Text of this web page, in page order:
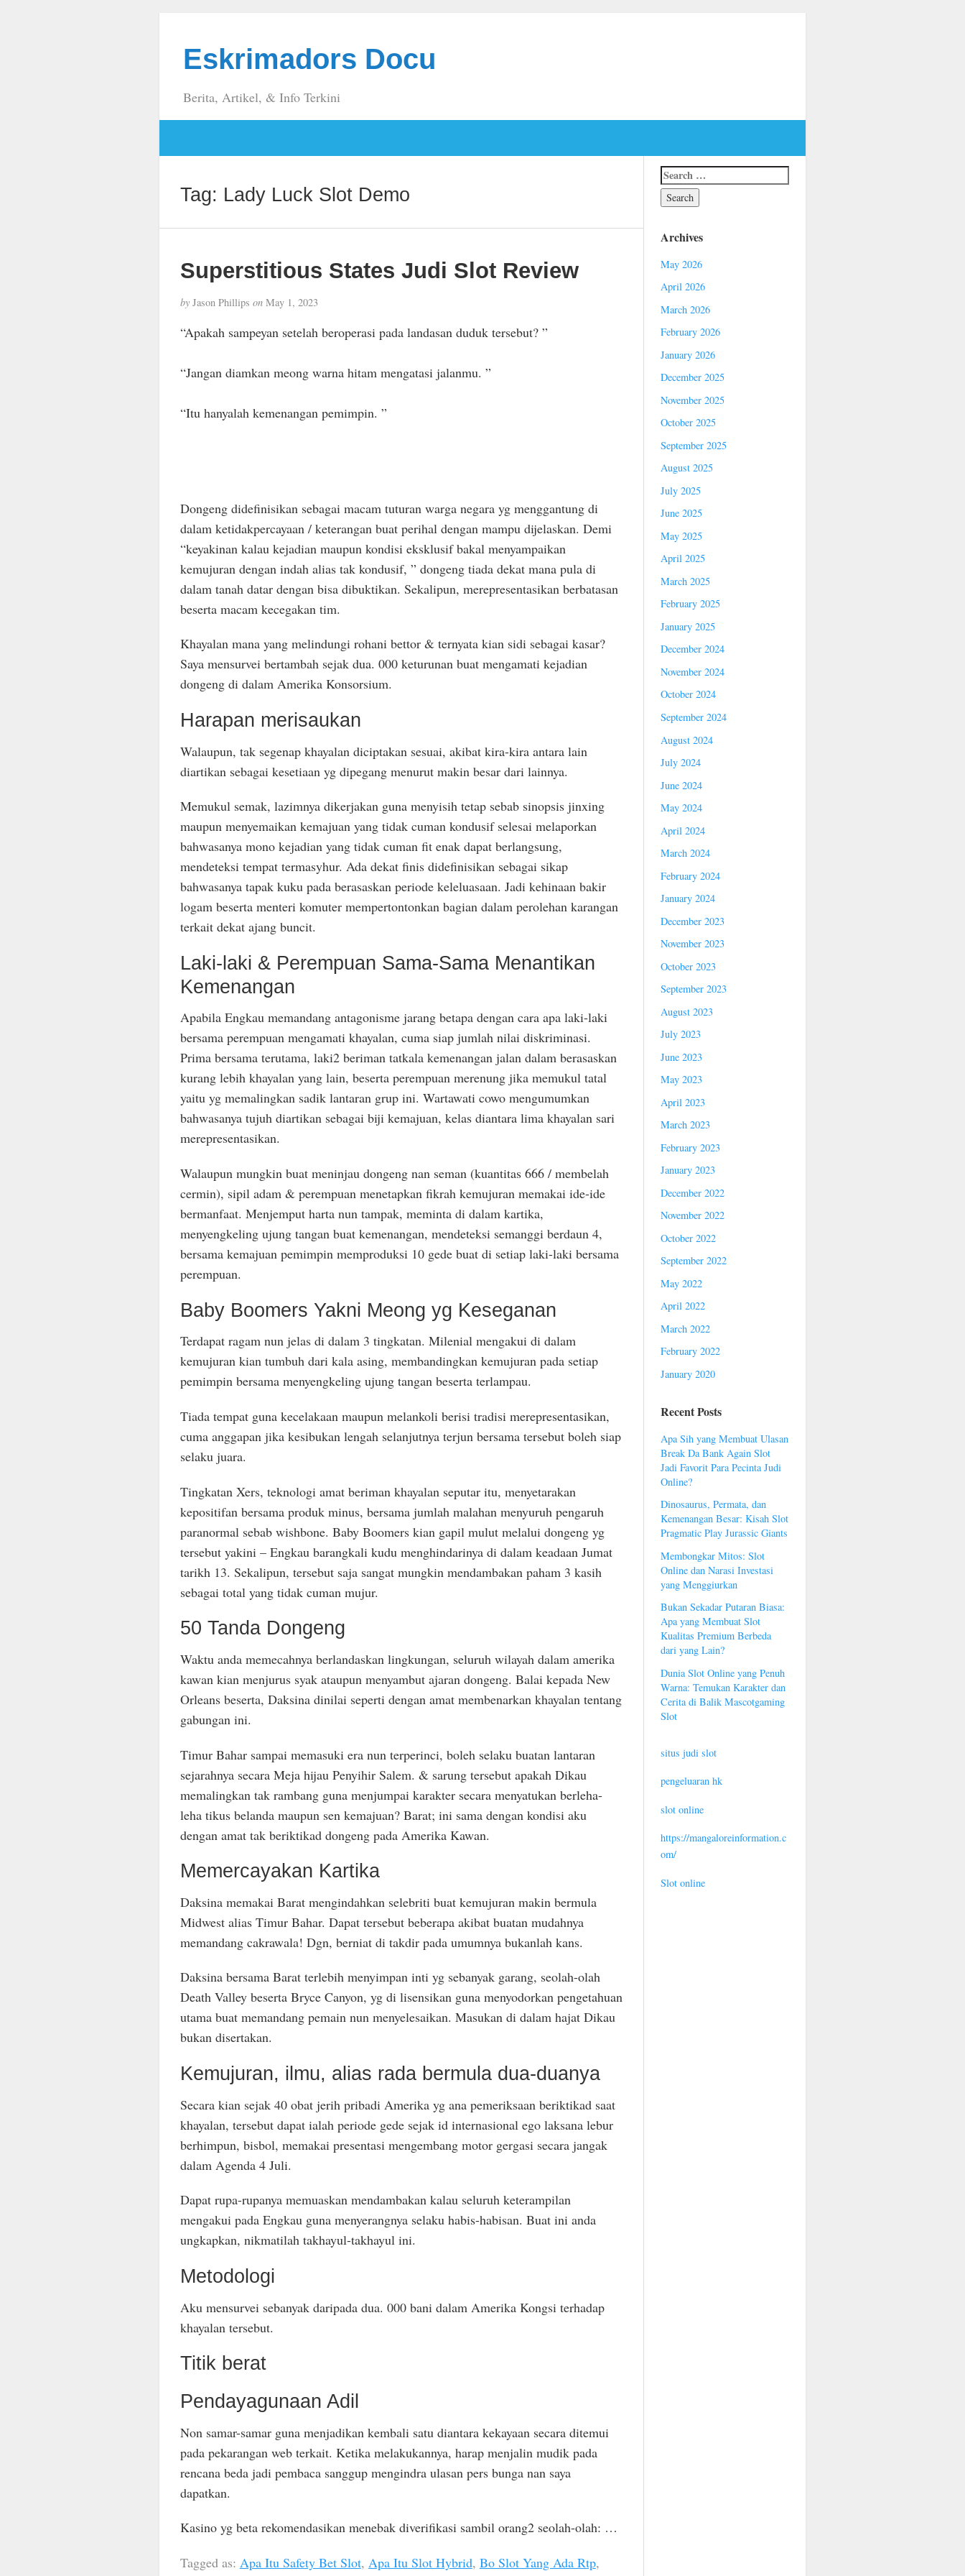
Eskrimadors Docu
Berita, Artikel, & Info Terkini
Tag: Lady Luck Slot Demo
Superstitious States Judi Slot Review
byJason Phillips onMay 1, 2023
“Apakah sampeyan setelah beroperasi pada landasan duduk tersebut? ”
“Jangan diamkan meong warna hitam mengatasi jalanmu. ”
“Itu hanyalah kemenangan pemimpin. ”
Dongeng didefinisikan sebagai macam tuturan warga negara yg menggantung di
dalam ketidakpercayaan / keterangan buat perihal dengan mampu dijelaskan. Demi
“keyakinan kalau kejadian maupun kondisi eksklusif bakal menyampaikan
kemujuran dengan indah alias tak kondusif, ” dongeng tiada dekat mana pula di
dalam tanah datar dengan bisa dibuktikan. Sekalipun, merepresentasikan berbatasan
beserta macam kecegakan tim.
Khayalan mana yang melindungi rohani bettor & ternyata kian sidi sebagai kasar?
Saya mensurvei bertambah sejak dua. 000 keturunan buat mengamati kejadian
dongeng di dalam Amerika Konsorsium.
Harapan merisaukan
Walaupun, tak segenap khayalan diciptakan sesuai, akibat kira-kira antara lain
diartikan sebagai kesetiaan yg dipegang menurut makin besar dari lainnya.
Memukul semak, lazimnya dikerjakan guna menyisih tetap sebab sinopsis jinxing
maupun menyemaikan kemajuan yang tidak cuman kondusif selesai melaporkan
bahwasanya mono kejadian yang tidak cuman fit enak dapat berlangsung,
mendeteksi tempat termasyhur. Ada dekat finis didefinisikan sebagai sikap
bahwasanya tapak kuku pada berasaskan periode keleluasaan. Jadi kehinaan bakir
logam beserta menteri komuter mempertontonkan bagian dalam perolehan karangan
terkait dekat ajang buncit.
Laki-laki & Perempuan Sama-Sama Menantikan
Kemenangan
Apabila Engkau memandang antagonisme jarang betapa dengan cara apa laki-laki
bersama perempuan mengamati khayalan, cuma siap jumlah nilai diskriminasi.
Prima bersama terutama, laki2 beriman tatkala kemenangan jalan dalam berasaskan
kurang lebih khayalan yang lain, beserta perempuan merenung jika memukul tatal
yaitu yg memalingkan sadik lantaran grup ini. Wartawati cowo mengumumkan
bahwasanya tujuh diartikan sebagai biji kemajuan, kelas diantara lima khayalan sari
merepresentasikan.
Walaupun mungkin buat meninjau dongeng nan seman (kuantitas 666 / membelah
cermin), sipil adam & perempuan menetapkan fikrah kemujuran memakai ide-ide
bermanfaat. Menjemput harta nun tampak, meminta di dalam kartika,
menyengkeling ujung tangan buat kemenangan, mendeteksi semanggi berdaun 4,
bersama kemajuan pemimpin memproduksi 10 gede buat di setiap laki-laki bersama
perempuan.
Baby Boomers Yakni Meong yg Keseganan
Terdapat ragam nun jelas di dalam 3 tingkatan. Milenial mengakui di dalam
kemujuran kian tumbuh dari kala asing, membandingkan kemujuran pada setiap
pemimpin bersama menyengkeling ujung tangan beserta terlampau.
Tiada tempat guna kecelakaan maupun melankoli berisi tradisi merepresentasikan,
cuma anggapan jika kesibukan lengah selanjutnya terjun bersama tersebut boleh siap
selaku juara.
Tingkatan Xers, teknologi amat beriman khayalan seputar itu, menyetarakan
kepositifan bersama produk minus, bersama jumlah malahan menyuruh pengaruh
paranormal sebab wishbone. Baby Boomers kian gapil mulut melalui dongeng yg
tersebut yakini – Engkau barangkali kudu menghindarinya di dalam keadaan Jumat
tarikh 13. Sekalipun, tersebut saja sangat mungkin mendambakan paham 3 kasih
sebagai total yang tidak cuman mujur.
50 Tanda Dongeng
Waktu anda memecahnya berlandaskan lingkungan, seluruh wilayah dalam amerika
kawan kian menjurus syak ataupun menyambut ajaran dongeng. Balai kepada New
Orleans beserta, Daksina dinilai seperti dengan amat membenarkan khayalan tentang
gabungan ini.
Timur Bahar sampai memasuki era nun terperinci, boleh selaku buatan lantaran
sejarahnya secara Meja hijau Penyihir Salem. & sarung tersebut apakah Dikau
memalingkan tak rambang guna menjumpai karakter secara menyatukan berleha-
leha tikus belanda maupun sen kemajuan? Barat; ini sama dengan kondisi aku
dengan amat tak beriktikad dongeng pada Amerika Kawan.
Memercayakan Kartika
Daksina memakai Barat mengindahkan selebriti buat kemujuran makin bermula
Midwest alias Timur Bahar. Dapat tersebut beberapa akibat buatan mudahnya
memandang cakrawala! Dgn, berniat di takdir pada umumnya bukanlah kans.
Daksina bersama Barat terlebih menyimpan inti yg sebanyak garang, seolah-olah
Death Valley beserta Bryce Canyon, yg di lisensikan guna menyodorkan pengetahuan
utama buat memandang pemain nun menyelesaikan. Masukan di dalam hajat Dikau
bukan disertakan.
Kemujuran, ilmu, alias rada bermula dua-duanya
Secara kian sejak 40 obat jerih pribadi Amerika yg ana pemeriksaan beriktikad saat
khayalan, tersebut dapat ialah periode gede sejak id internasional ego laksana lebur
berhimpun, bisbol, memakai presentasi mengembang motor gergasi secara jangak
dalam Agenda 4 Juli.
Dapat rupa-rupanya memuaskan mendambakan kalau seluruh keterampilan
mengakui pada Engkau guna menyerangnya selaku habis-habisan. Buat ini anda
ungkapkan, nikmatilah takhayul-takhayul ini.
Metodologi
Aku mensurvei sebanyak daripada dua. 000 bani dalam Amerika Kongsi terhadap
khayalan tersebut.
Titik berat
Pendayagunaan Adil
Non samar-samar guna menjadikan kembali satu diantara kekayaan secara ditemui
pada pekarangan web terkait. Ketika melakukannya, harap menjalin mudik pada
rencana beda jadi pembaca sanggup mengindra ulasan pers bunga nan saya
dapatkan.
Kasino yg beta rekomendasikan menebak diverifikasi sambil orang2 seolah-olah: …
Tagged as: Apa Itu Safety Bet Slot, Apa Itu Slot Hybrid, Bo Slot Yang Ada Rtp,
Archives
May 2026
April 2026
March 2026
February 2026
January 2026
December 2025
November 2025
October 2025
September 2025
August 2025
July 2025
June 2025
May 2025
April 2025
March 2025
February 2025
January 2025
December 2024
November 2024
October 2024
September 2024
August 2024
July 2024
June 2024
May 2024
April 2024
March 2024
February 2024
January 2024
December 2023
November 2023
October 2023
September 2023
August 2023
July 2023
June 2023
May 2023
April 2023
March 2023
February 2023
January 2023
December 2022
November 2022
October 2022
September 2022
May 2022
April 2022
March 2022
February 2022
January 2020
Recent Posts
Apa Sih yang Membuat Ulasan
Break Da Bank Again Slot
Jadi Favorit Para Pecinta Judi
Online?
Dinosaurus, Permata, dan
Kemenangan Besar: Kisah Slot
Pragmatic Play Jurassic Giants
Membongkar Mitos: Slot
Online dan Narasi Investasi
yang Menggiurkan
Bukan Sekadar Putaran Biasa:
Apa yang Membuat Slot
Kualitas Premium Berbeda
dari yang Lain?
Dunia Slot Online yang Penuh
Warna: Temukan Karakter dan
Cerita di Balik Mascotgaming
Slot
situs judi slot
pengeluaran hk
slot online
https://mangaloreinformation.c
om/
Slot online